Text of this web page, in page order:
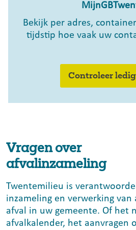
Bekijk per adres,
tijdstip hoe vaak uw
Controleer
Vragen over
afvalinzameling
Twentemilieu is
inzameling en verwerking
afval in uw gemeente. Of het
afvalkalender, het aanvragen